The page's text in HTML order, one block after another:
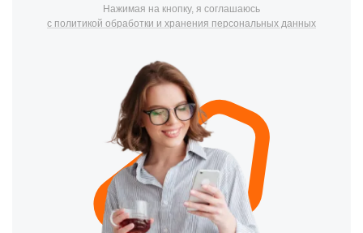
Нажимая на кнопку, я соглашаюсь
с политикой обработки и хранения персональных данных